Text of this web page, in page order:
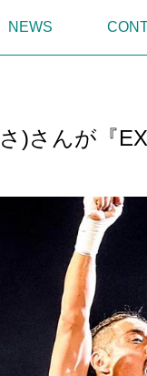
NEWS
)さんが『